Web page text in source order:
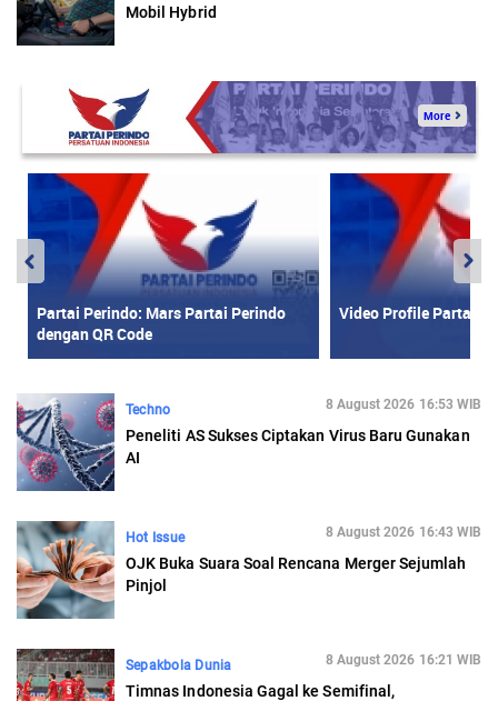
Mobil Hybrid
Techno 8 August 2026 16:53 WIB
Peneliti AS Sukses Ciptakan Virus Baru Gunakan
AI
Hot Issue 8 August 2026 16:43 WIB
OJK Buka Suara Soal Rencana Merger Sejumlah
Pinjol
Sepakbola Dunia 8 August 2026 16:21 WIB
Timnas Indonesia Gagal ke Semifinal,